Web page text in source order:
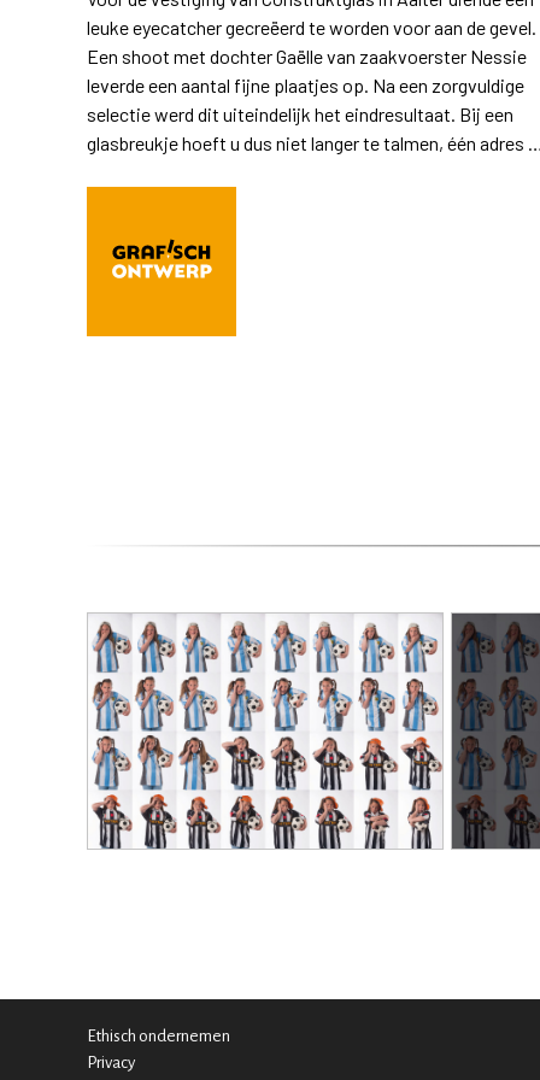
leuke eyecatcher gecreëerd te worden voor aan de gevel.
Een shoot met dochter Gaëlle van zaakvoerster Nessie
leverde een aantal fijne plaatjes op. Na een zorgvuldige
selectie werd dit uiteindelijk het eindresultaat. Bij een
glasbreukje hoeft u dus niet langer te talmen, één adres
Ethisch ondernemen
Privacy